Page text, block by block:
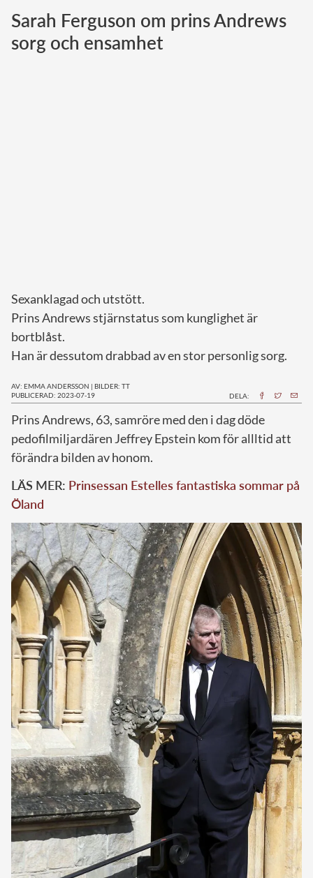
Norska kungahuset
Danska kungahuset
Sarah Ferguson om prins Andrews
sorg och ensamhet
Sexanklagad och utstött.
Prins Andrews stjärnstatus som kunglighet är
bortblåst.
Han är dessutom drabbad av en stor personlig sorg.
AV: EMMA ANDERSSON | BILDER: TT
PUBLICERAD: 2023-07-19
DELA:
Prins Andrews, 63, samröre med den i dag döde
pedofilmiljardären Jeffrey Epstein kom för allltid att
förändra bilden av honom.
LÄS MER: Prinsessan Estelles fantastiska sommar på
Öland